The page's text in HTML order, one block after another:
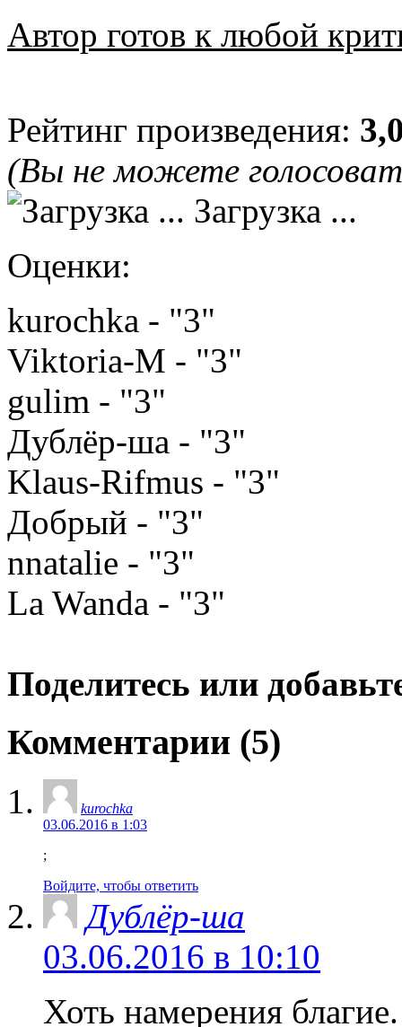
Автор готов к любой
Рейтинг произведения:
(Вы не можете
Загрузка ...
Оценки:
kurochka - "3"
Viktoria-M - "3"
gulim - "3"
Дублёр-ша - "3"
Klaus-Rifmus - "3"
Добрый - "3"
nnatalie - "3"
La Wanda - "3"
Поделитесь или
Комментарии (5)
kurochka
03.06.2016 в 1:03
;
Войдите, чтобы ответить
Дублёр-ша
03.06.2016 в 10:10
Хоть намерения